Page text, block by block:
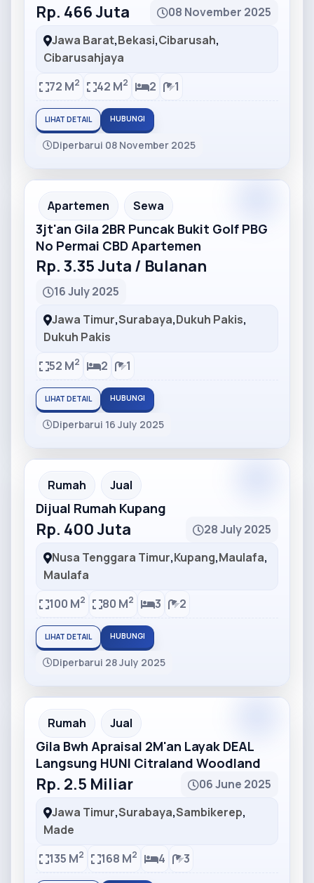
Rp. 466 Juta
08 November 2025
Jawa Barat,Bekasi,Cibarusah,
Cibarusahjaya
72 M2 42 M2 2 1
LIHAT DETAIL HUBUNGI
Diperbarui 08 November 2025
Partner Ad
Apartemen Sewa
3jt'an Gila 2BR Puncak Bukit Golf PBG
No Permai CBD Apartemen
Rp. 3.35 Juta / Bulanan
16 July 2025
Jawa Timur,Surabaya,Dukuh Pakis,
Dukuh Pakis
52 M2 2 1
LIHAT DETAIL HUBUNGI
Diperbarui 16 July 2025
Partner Ad
Rumah Jual
Dijual Rumah Kupang
Rp. 400 Juta
28 July 2025
Nusa Tenggara Timur,Kupang,Maulafa,
Maulafa
100 M2 80 M2 3 2
LIHAT DETAIL HUBUNGI
Diperbarui 28 July 2025
Partner Ad
Rumah Jual
Gila Bwh Apraisal 2M'an Layak DEAL
Langsung HUNI Citraland Woodland
Rp. 2.5 Miliar
06 June 2025
Jawa Timur,Surabaya,Sambikerep,
Made
135 M2 168 M2 4 3